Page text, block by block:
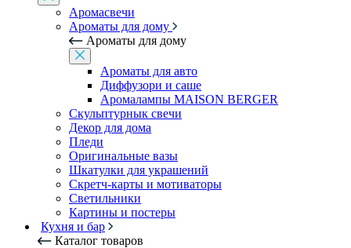
Аромасвечи
Ароматы для дому
Ароматы для дому
Ароматы для авто
Диффузори и саше
Аромалампы MAISON BERGER
Скульптурнык свечи
Декор для дома
Пледи
Оригинальные вазы
Шкатулки для украшений
Скретч-карты и мотиваторы
Светильники
Картины и постеры
Кухня и бар
Каталог товаров